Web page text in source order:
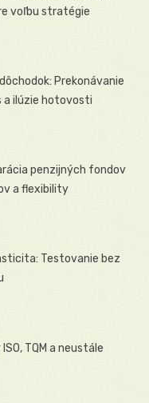
voľbu stratégie
Prekonávanie
a ilúzie hotovosti
penzijných fondov
a flexibility
Testovanie bez
TQM a neustále